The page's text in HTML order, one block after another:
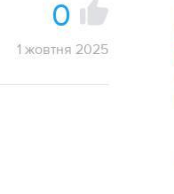
0
1 жовтня 2025